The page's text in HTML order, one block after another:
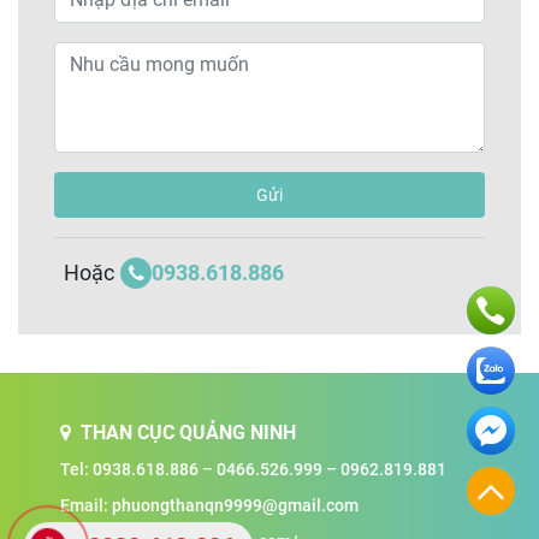
Gửi
Hoặc 0938.618.886
THAN CỤC QUẢNG NINH
Tel: 0938.618.886 – 0466.526.999 – 0962.819.881
Email: phuongthanqn9999@gmail.com